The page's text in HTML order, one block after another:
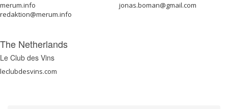
merum.info
redaktion@merum.info
jonas.boman@gmail.com
The Netherlands
Le Club des Vins
leclubdesvins.com